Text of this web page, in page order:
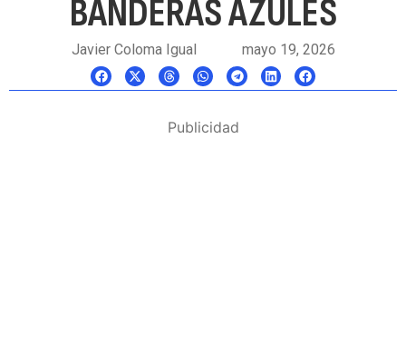
BANDERAS AZULES
Javier Coloma Igual mayo 19, 2026
Publicidad